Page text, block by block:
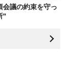
議の約束を守っ
"